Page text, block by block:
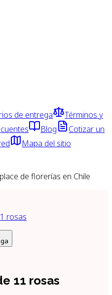
de entrega
Términos y
Blog
Cotizar un
Mapa del sitio
de florerías en Chile
rosas
11 rosas